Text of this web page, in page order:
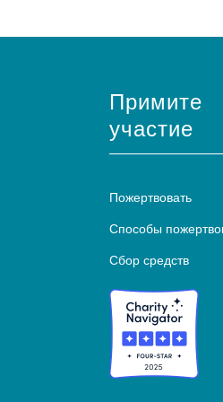
Примите
участие
Пожертвовать
Способы
Сбор средств